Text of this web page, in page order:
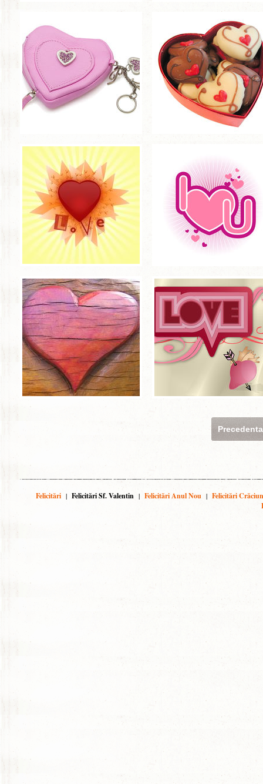
Precedenta
Felicitări | Felicitări Sf. Valentin | Felicitări Anul Nou | Felicitări